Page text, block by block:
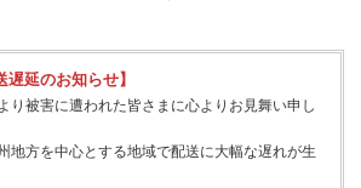
遅延のお知らせ】
り被害に遭われた皆さまに心よりお見舞い申し
地方を中心とする地域で配送に大幅な遅れが生